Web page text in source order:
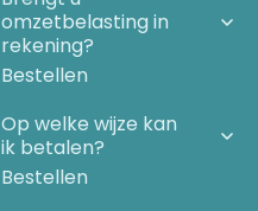
omzetbelasting in
rekening?
Bestellen
Op welke wijze kan
ik betalen?
Bestellen